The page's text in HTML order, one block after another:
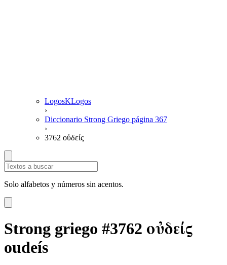
LogosKLogos
›
Diccionario Strong Griego página 367
›
3762 οὐδείς
Solo alfabetos y números sin acentos.
Strong griego #3762 οὐδείς
oudeís